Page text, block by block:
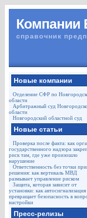
Компании
справочник
Новые компании
Отделение СФР по
области
Арбитражный суд
области
Новгородский областной суд
Новые статьи
Проверка после факта: как
государственного надзора
риск там, где уже произошло
нарушение
Ответственность без точки
решения: как вертикаль МВД
размывает управление риском
Защита, которая зависит от
установки: как автосигнализация
превращает безопасность в
настройки
Пресс-релизы